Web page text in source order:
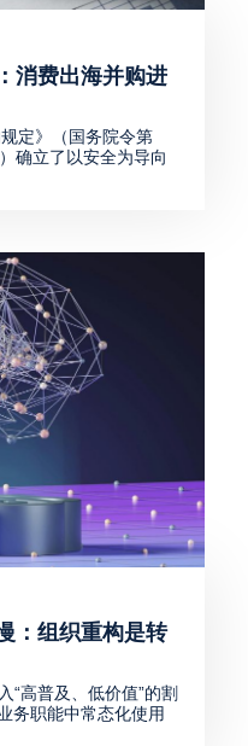
消费出海并购进
定》（国务院令第
确立了以安全为导向
：组织重构是转
“高普及、低价值”的割
务职能中常态化使用